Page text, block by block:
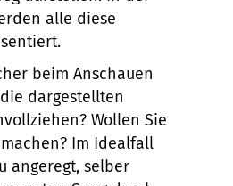
alle diese
beim Anschauen
dargestellten
Wollen Sie
Im Idealfall
angeregt, selber